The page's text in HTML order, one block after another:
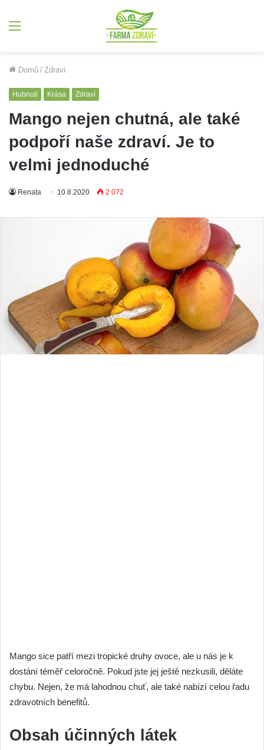
Domů / Zdraví
Hubnutí Krása Zdraví
Mango nejen chutná, ale také
podpoří naše zdraví. Je to
velmi jednoduché
Renata 10.8.2020 2 072
Mango sice patří mezi tropické druhy ovoce, ale u nás je k
dostání téměř celoročně. Pokud jste jej ještě nezkusili, děláte
chybu. Nejen, že má lahodnou chuť, ale také nabízí celou řadu
zdravotních benefitů.
Obsah účinných látek